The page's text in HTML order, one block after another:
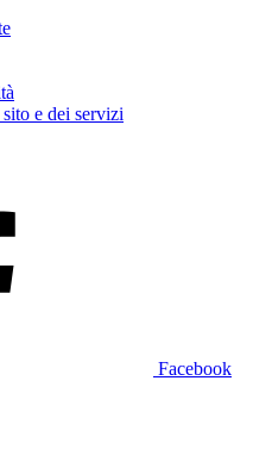
e dei servizi
Facebook